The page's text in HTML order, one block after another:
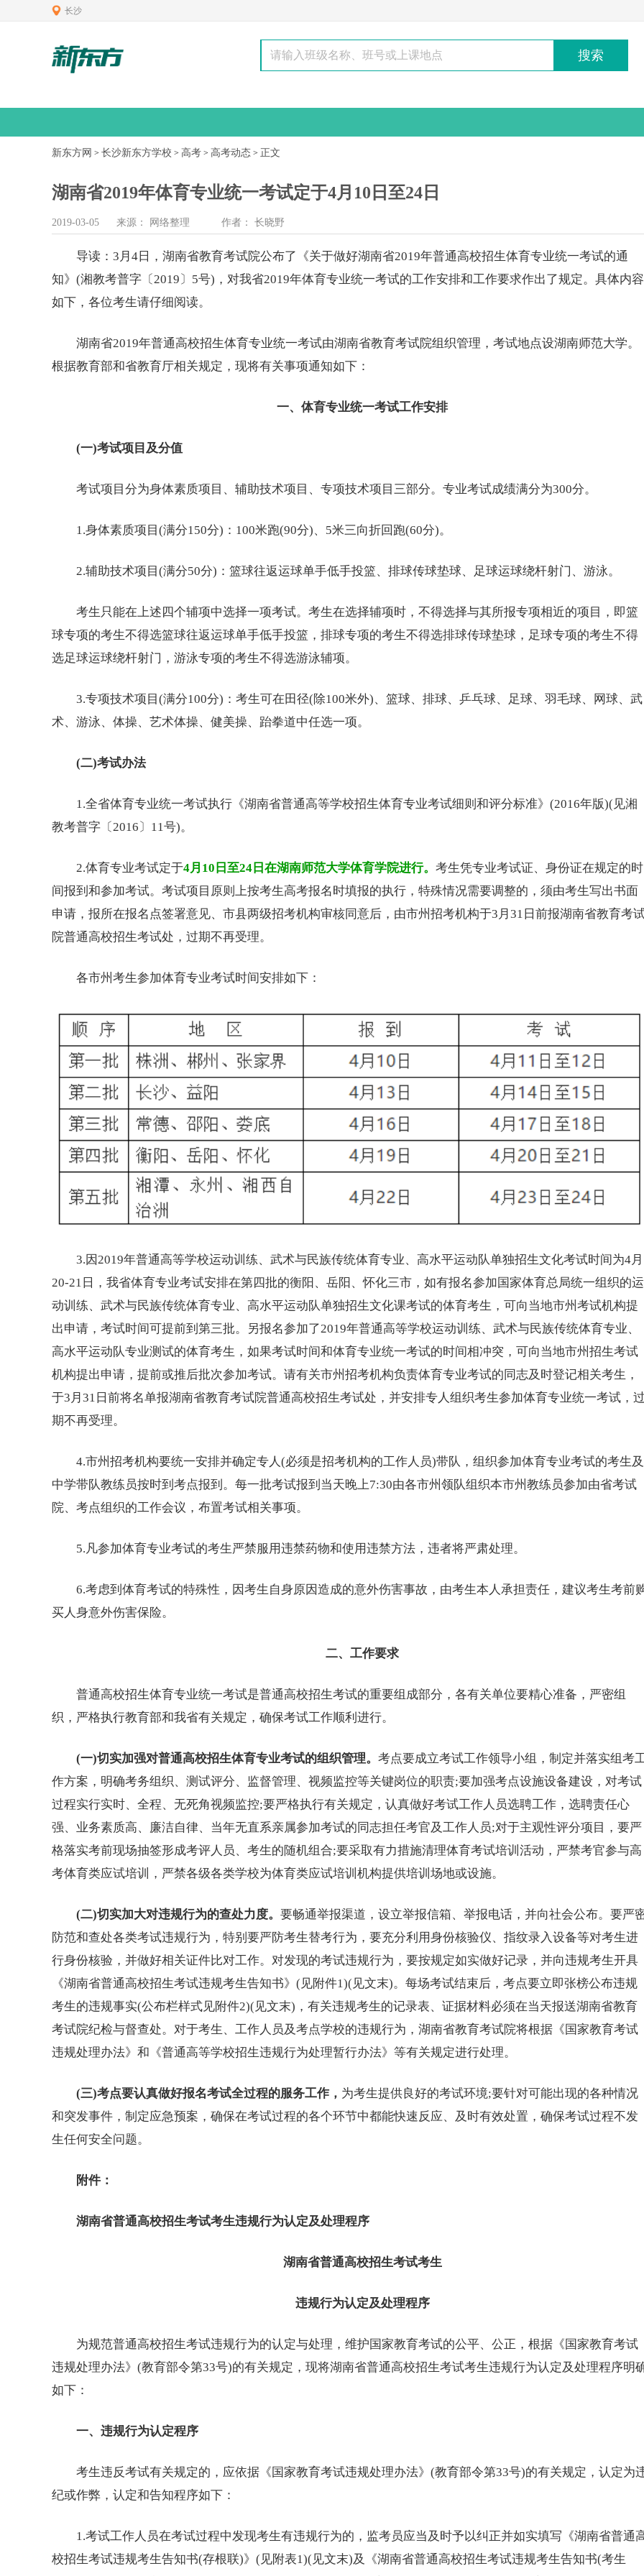
长沙
搜索
新东方网 > 长沙新东方学校 > 高考 > 高考动态 > 正文
湖南省2019年体育专业统一考试定于4月10日至24日
2019-03-05 来源： 网络整理 作者： 长晓野
导读：3月4日，湖南省教育考试院公布了《关于做好湖南省2019年普通高校招生体育专业统一考试的通
知》(湘教考普字〔2019〕5号)，对我省2019年体育专业统一考试的工作安排和工作要求作出了规定。具体内容
如下，各位考生请仔细阅读。
湖南省2019年普通高校招生体育专业统一考试由湖南省教育考试院组织管理，考试地点设湖南师范大学。
根据教育部和省教育厅相关规定，现将有关事项通知如下：
一、体育专业统一考试工作安排
(一)考试项目及分值
考试项目分为身体素质项目、辅助技术项目、专项技术项目三部分。专业考试成绩满分为300分。
1.身体素质项目(满分150分)：100米跑(90分)、5米三向折回跑(60分)。
2.辅助技术项目(满分50分)：篮球往返运球单手低手投篮、排球传球垫球、足球运球绕杆射门、游泳。
考生只能在上述四个辅项中选择一项考试。考生在选择辅项时，不得选择与其所报专项相近的项目，即篮
球专项的考生不得选篮球往返运球单手低手投篮，排球专项的考生不得选排球传球垫球，足球专项的考生不得
选足球运球绕杆射门，游泳专项的考生不得选游泳辅项。
3.专项技术项目(满分100分)：考生可在田径(除100米外)、篮球、排球、乒乓球、足球、羽毛球、网球、武
术、游泳、体操、艺术体操、健美操、跆拳道中任选一项。
(二)考试办法
1.全省体育专业统一考试执行《湖南省普通高等学校招生体育专业考试细则和评分标准》(2016年版)(见湘
教考普字〔2016〕11号)。
2.体育专业考试定于4月10日至24日在湖南师范大学体育学院进行。 考生凭专业考试证、身份证在规定的时
间报到和参加考试。考试项目原则上按考生高考报名时填报的执行，特殊情况需要调整的，须由考生写出书面
申请，报所在报名点签署意见、市县两级招考机构审核同意后，由市州招考机构于3月31日前报湖南省教育考
院普通高校招生考试处，过期不再受理。
各市州考生参加体育专业考试时间安排如下：
3.因2019年普通高等学校运动训练、武术与民族传统体育专业、高水平运动队单独招生文化考试时间为4月
20-21日，我省体育专业考试安排在第四批的衡阳、岳阳、怀化三市，如有报名参加国家体育总局统一组织的运
动训练、武术与民族传统体育专业、高水平运动队单独招生文化课考试的体育考生，可向当地市州考试机构提
出申请，考试时间可提前到第三批。另报名参加了2019年普通高等学校运动训练、武术与民族传统体育专业、
高水平运动队专业测试的体育考生，如果考试时间和体育专业统一考试的时间相冲突，可向当地市州招生考试
机构提出申请，提前或推后批次参加考试。请有关市州招考机构负责体育专业考试的同志及时登记相关考生，
于3月31日前将名单报湖南省教育考试院普通高校招生考试处，并安排专人组织考生参加体育专业统一考试，
期不再受理。
4.市州招考机构要统一安排并确定专人(必须是招考机构的工作人员)带队，组织参加体育专业考试的考生及
中学带队教练员按时到考点报到。每一批考试报到当天晚上7:30由各市州领队组织本市州教练员参加由省考试
院、考点组织的工作会议，布置考试相关事项。
5.凡参加体育专业考试的考生严禁服用违禁药物和使用违禁方法，违者将严肃处理。
6.考虑到体育考试的特殊性，因考生自身原因造成的意外伤害事故，由考生本人承担责任，建议考生考前
买人身意外伤害保险。
二、工作要求
普通高校招生体育专业统一考试是普通高校招生考试的重要组成部分，各有关单位要精心准备，严密组
织，严格执行教育部和我省有关规定，确保考试工作顺利进行。
(一)切实加强对普通高校招生体育专业考试的组织管理。 考点要成立考试工作领导小组，制定并落实组考
作方案，明确考务组织、测试评分、监督管理、视频监控等关键岗位的职责;要加强考点设施设备建设，对考试
过程实行实时、全程、无死角视频监控;要严格执行有关规定，认真做好考试工作人员选聘工作，选聘责任心
强、业务素质高、廉洁自律、当年无直系亲属参加考试的同志担任考官及工作人员;对于主观性评分项目，要严
格落实考前现场抽签形成考评人员、考生的随机组合;要采取有力措施清理体育考试培训活动，严禁考官参与高
考体育类应试培训，严禁各级各类学校为体育类应试培训机构提供培训场地或设施。
(二)切实加大对违规行为的查处力度。 要畅通举报渠道，设立举报信箱、举报电话，并向社会公布。要严
防范和查处各类考试违规行为，特别要严防考生替考行为，要充分利用身份核验仪、指纹录入设备等对考生进
行身份核验，并做好相关证件比对工作。对发现的考试违规行为，要按规定如实做好记录，并向违规考生开具
《湖南省普通高校招生考试违规考生告知书》(见附件1)(见文末)。每场考试结束后，考点要立即张榜公布违规
考生的违规事实(公布栏样式见附件2)(见文末)，有关违规考生的记录表、证据材料必须在当天报送湖南省教育
考试院纪检与督查处。对于考生、工作人员及考点学校的违规行为，湖南省教育考试院将根据《国家教育考试
违规处理办法》和《普通高等学校招生违规行为处理暂行办法》等有关规定进行处理。
(三)考点要认真做好报名考试全过程的服务工作， 为考生提供良好的考试环境;要针对可能出现的各种情况
和突发事件，制定应急预案，确保在考试过程的各个环节中都能快速反应、及时有效处置，确保考试过程不发
生任何安全问题。
附件：
湖南省普通高校招生考试考生违规行为认定及处理程序
湖南省普通高校招生考试考生
违规行为认定及处理程序
为规范普通高校招生考试违规行为的认定与处理，维护国家教育考试的公平、公正，根据《国家教育考试
违规处理办法》(教育部令第33号)的有关规定，现将湖南省普通高校招生考试考生违规行为认定及处理程序明
如下：
一、违规行为认定程序
考生违反考试有关规定的，应依据《国家教育考试违规处理办法》(教育部令第33号)的有关规定，认定为
纪或作弊，认定和告知程序如下：
1.考试工作人员在考试过程中发现考生有违规行为的，监考员应当及时予以纠正并如实填写《湖南省普通
校招生考试违规考生告知书(存根联)》(见附表1)(见文末)及《湖南省普通高校招生考试违规考生告知书(考生